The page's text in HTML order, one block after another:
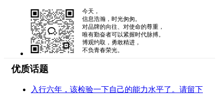
今天，
信息浩瀚，时光匆匆。
对品牌的向往、对使命的尊重，
唯有勤奋者可以紧握时代脉搏。
博观约取，勇敢精进，
不负青春荣光。
优质话题
入行六年，该检验一下自己的能力水平了。请留下